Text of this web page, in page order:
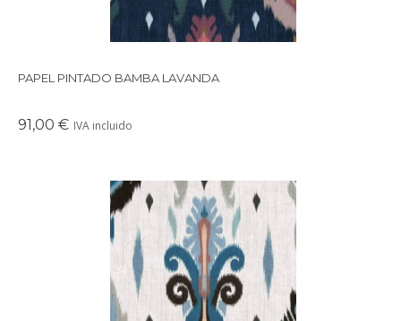
PAPEL PINTADO BAMBA LAVANDA
91,00 € IVA incluido
Papel pintado de inspiración floral en tonos azules.
Tejedores de la ila de Sumba que se inspiran en los arrecifes de
coral de Indonesia.